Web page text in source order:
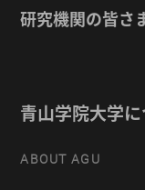
研究機関の皆さ
青山学院大学
ABOUT AGU